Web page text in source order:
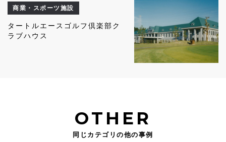
商業・スポーツ施設
タートルエースゴルフ倶楽部ク
ラブハウス
OTHER
同じカテゴリの他の事例